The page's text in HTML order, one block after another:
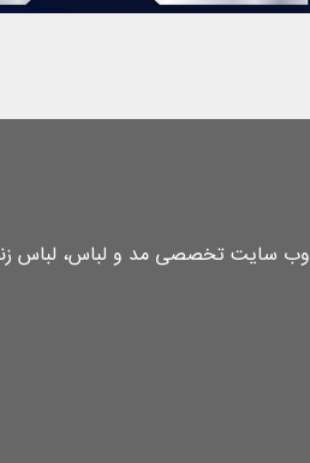
وب سایت تخصصی مد و لباس، لباس